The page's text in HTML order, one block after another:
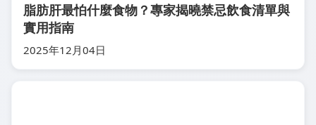
脂肪肝最怕什麼食物？專家揭曉禁忌飲食清單與
實用指南
2025年12月04日